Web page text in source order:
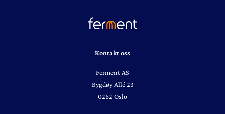
Kontakt oss
Ferment AS
Bygdøy Allé 23
0262 Oslo